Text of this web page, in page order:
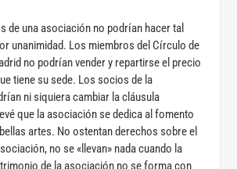
de una asociación no podrían hacer tal
unanimidad. Los miembros del Círculo de
no podrían vender y repartirse el precio
tiene su sede. Los socios de la
ni siquiera cambiar la cláusula
que la asociación se dedica al fomento
artes. No ostentan derechos sobre el
no se «llevan» nada cuando la
de la asociación no se forma con